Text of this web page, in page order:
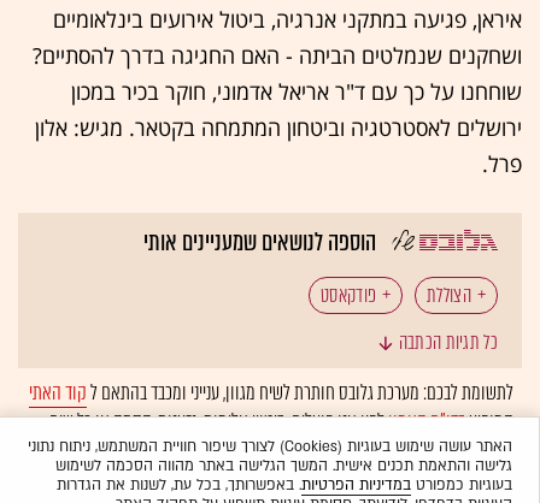
איראן, פגיעה במתקני אנרגיה, ביטול אירועים בינלאומיים
ושחקנים שנמלטים הביתה - האם החגיגה בדרך להסתיים?
שוחחנו על כך עם ד"ר אריאל אדמוני, חוקר בכיר במכון
ירושלים לאסטרטגיה וביטחון המתמחה בקטאר. מגיש: אלון
פרל.
הוספה לנושאים שמעניינים אותי
הצוללת
פודקאסט
כל תגיות הכתבה
לתשומת לבכם: מערכת גלובס חותרת לשיח מגוון, ענייני ומכבד בהתאם לקוד האתי
המופיעבדו"ח האמוןלפיו אנו פועלים. ביטויי אלימות, גזענות, הסתה או כל שיח
בלתי הולם אחר מסוננים בצורהאוטומטיתולא יפורסמו באתר.
האתר עושה שימוש בעוגיות (Cookies) לצורך שיפור חוויית המשתמש, ניתוח נתוני
גלישה והתאמת תכנים אישית. המשך הגלישה באתר מהווה הסכמה לשימוש
בעוגיות כמפורטבמדיניות הפרטיות. באפשרותך, בכל עת, לשנות את הגדרות